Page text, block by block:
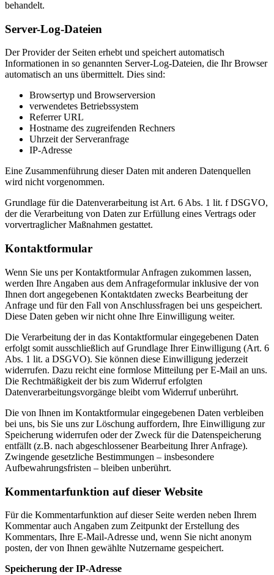
behandelt.
Server-Log-Dateien
Der Provider der Seiten erhebt und speichert automatisch
Informationen in so genannten Server-Log-Dateien, die Ihr Browser
automatisch an uns übermittelt. Dies sind:
Browsertyp und Browserversion
verwendetes Betriebssystem
Referrer URL
Hostname des zugreifenden Rechners
Uhrzeit der Serveranfrage
IP-Adresse
Eine Zusammenführung dieser Daten mit anderen Datenquellen
wird nicht vorgenommen.
Grundlage für die Datenverarbeitung ist Art. 6 Abs. 1 lit. f DSGVO,
der die Verarbeitung von Daten zur Erfüllung eines Vertrags oder
vorvertraglicher Maßnahmen gestattet.
Kontaktformular
Wenn Sie uns per Kontaktformular Anfragen zukommen lassen,
werden Ihre Angaben aus dem Anfrageformular inklusive der von
Ihnen dort angegebenen Kontaktdaten zwecks Bearbeitung der
Anfrage und für den Fall von Anschlussfragen bei uns gespeichert.
Diese Daten geben wir nicht ohne Ihre Einwilligung weiter.
Die Verarbeitung der in das Kontaktformular eingegebenen Daten
erfolgt somit ausschließlich auf Grundlage Ihrer Einwilligung (Art. 6
Abs. 1 lit. a DSGVO). Sie können diese Einwilligung jederzeit
widerrufen. Dazu reicht eine formlose Mitteilung per E-Mail an uns.
Die Rechtmäßigkeit der bis zum Widerruf erfolgten
Datenverarbeitungsvorgänge bleibt vom Widerruf unberührt.
Die von Ihnen im Kontaktformular eingegebenen Daten verbleiben
bei uns, bis Sie uns zur Löschung auffordern, Ihre Einwilligung zur
Speicherung widerrufen oder der Zweck für die Datenspeicherung
entfällt (z.B. nach abgeschlossener Bearbeitung Ihrer Anfrage).
Zwingende gesetzliche Bestimmungen – insbesondere
Aufbewahrungsfristen – bleiben unberührt.
Kommentarfunktion auf dieser Website
Für die Kommentarfunktion auf dieser Seite werden neben Ihrem
Kommentar auch Angaben zum Zeitpunkt der Erstellung des
Kommentars, Ihre E-Mail-Adresse und, wenn Sie nicht anonym
posten, der von Ihnen gewählte Nutzername gespeichert.
Speicherung der IP-Adresse